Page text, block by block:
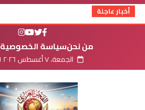
أخبار عاجلة
من نحنسياسة الخصوصية
الجمعة، ٧ أغسطس ٢٠٢٦ ١١:٢١ م